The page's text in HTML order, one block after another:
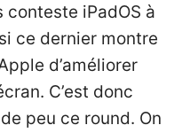
conteste iPadOS à
ce dernier montre
d’améliorer
C’est donc
peu ce round. On